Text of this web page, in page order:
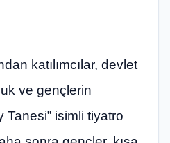
katılımcılar, devlet
ve gençlerin
Tanesi” isimli tiyatro